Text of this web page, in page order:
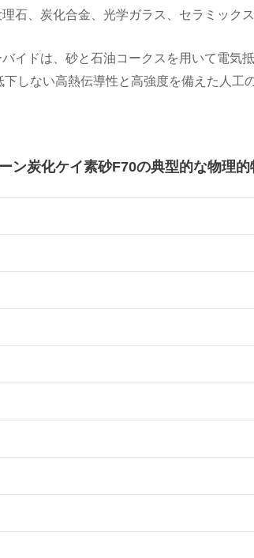
石、炭化合金、光学ガラス、セラミック
イドは、砂と石油コークスを用いて電
しない高熱伝導性と高強度を備えた人工
ン炭化ケイ素砂F70の典型的な物理的